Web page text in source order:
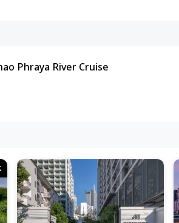
Phraya River Cruise